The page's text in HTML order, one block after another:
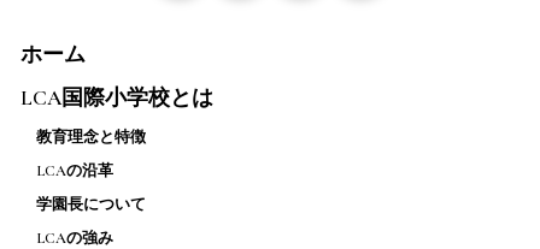
ホーム
LCA国際小学校とは
教育理念と特徴
LCAの沿革
学園長について
LCAの強み